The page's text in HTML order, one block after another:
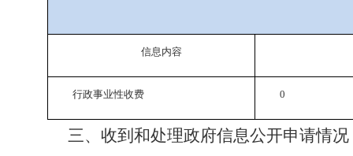
信息内容
行政事业性收费 0
三、收到和处理政府信息公开申请情况